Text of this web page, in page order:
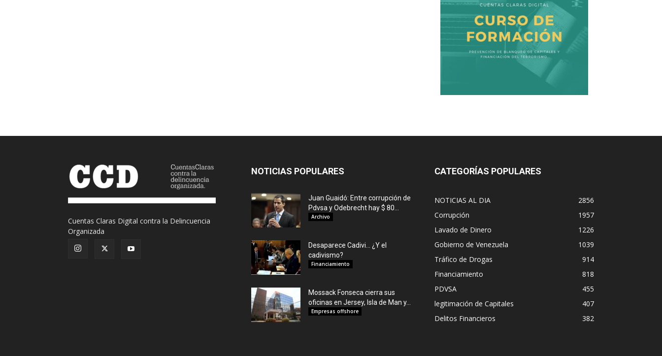
Cuentas Claras Digital contra la Delincuencia
Organizada
NOTICIAS POPULARES
Juan Guaidó: Entre corrupción de
Pdvsa y Odebrecht hay $ 80...
Archivo
Desaparece Cadivi… ¿Y el
cadivismo?
Financiamiento
Mossack Fonseca cierra sus
oficinas en Jersey, Isla de Man y...
Empresas offshore
CATEGORÍAS POPULARES
NOTICIAS AL DIA
2856
Corrupción
1957
Lavado de Dinero
1226
Gobierno de Venezuela
1039
Tráfico de Drogas
914
Financiamiento
818
PDVSA
455
legitimación de Capitales
407
Delitos Financieros
382